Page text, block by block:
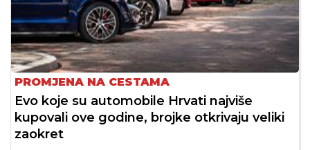
PROMJENA NA CESTAMA
Evo koje su automobile Hrvati najviše
kupovali ove godine, brojke otkrivaju veliki
zaokret